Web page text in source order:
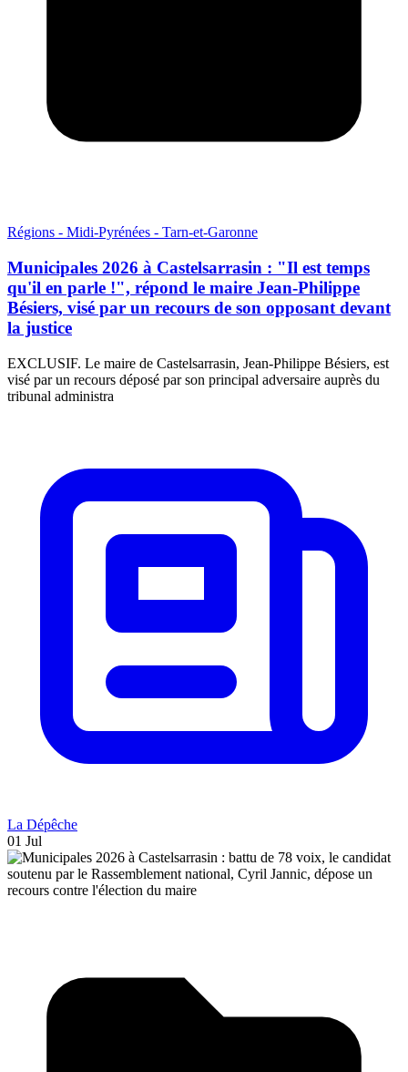
Régions - Midi-Pyrénées - Tarn-et-Garonne
Municipales 2026 à Castelsarrasin : "Il est temps
qu'il en parle !", répond le maire Jean-Philippe
Bésiers, visé par un recours de son opposant devant
la justice
EXCLUSIF. Le maire de Castelsarrasin, Jean-Philippe Bésiers, est
visé par un recours déposé par son principal adversaire auprès du
tribunal administra
La Dépêche
01 Jul